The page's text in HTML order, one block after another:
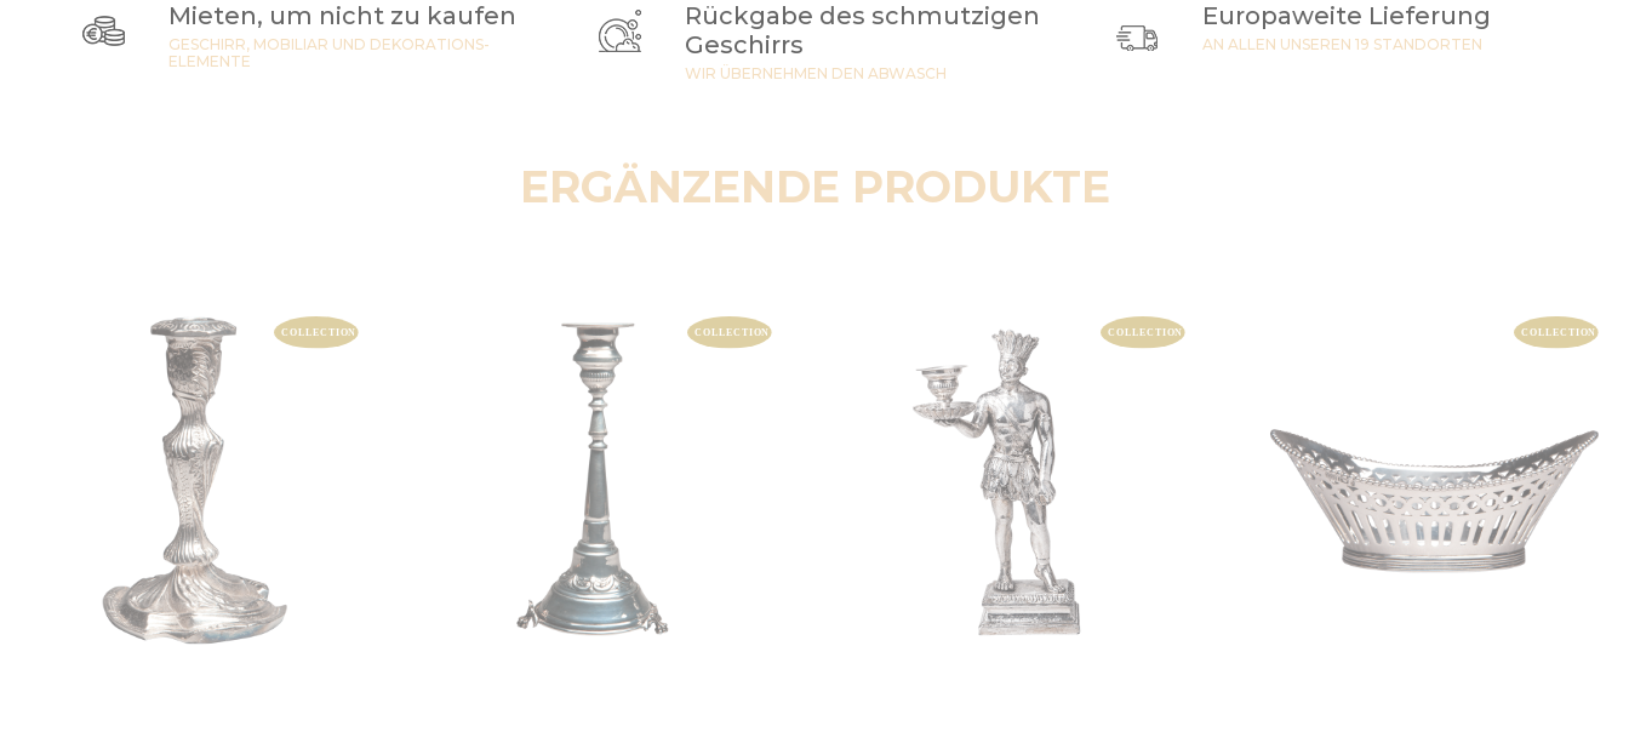
Mieten, um nicht zu kaufen
GESCHIRR, MOBILIAR UND DEKORATIONS-
ELEMENTE
Rückgabe des schmutzigen
Geschirrs
WIR ÜBERNEHMEN DEN ABWASCH
Europaweite Lieferung
AN ALLEN UNSEREN 19 STANDORTEN
ERGÄNZENDE PRODUKTE